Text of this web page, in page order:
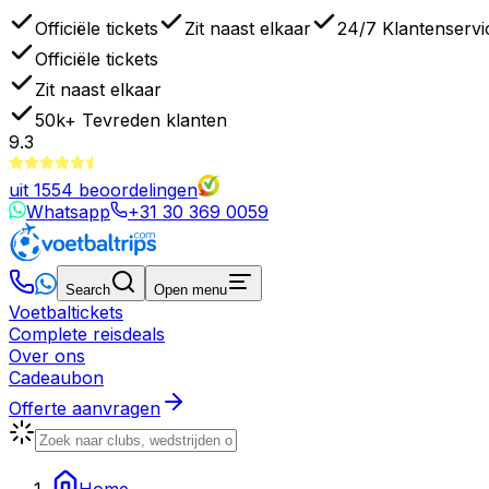
Officiële tickets Zit naast elkaar
24/7
Officiële tickets
Zit naast elkaar
50k+ Tevreden klanten
9.3
uit 1554 beoordelingen
Whatsapp
+31 30 369 0059
Search Open menu
Voetbaltickets
Complete reisdeals
Over ons
Cadeaubon
Offerte aanvragen